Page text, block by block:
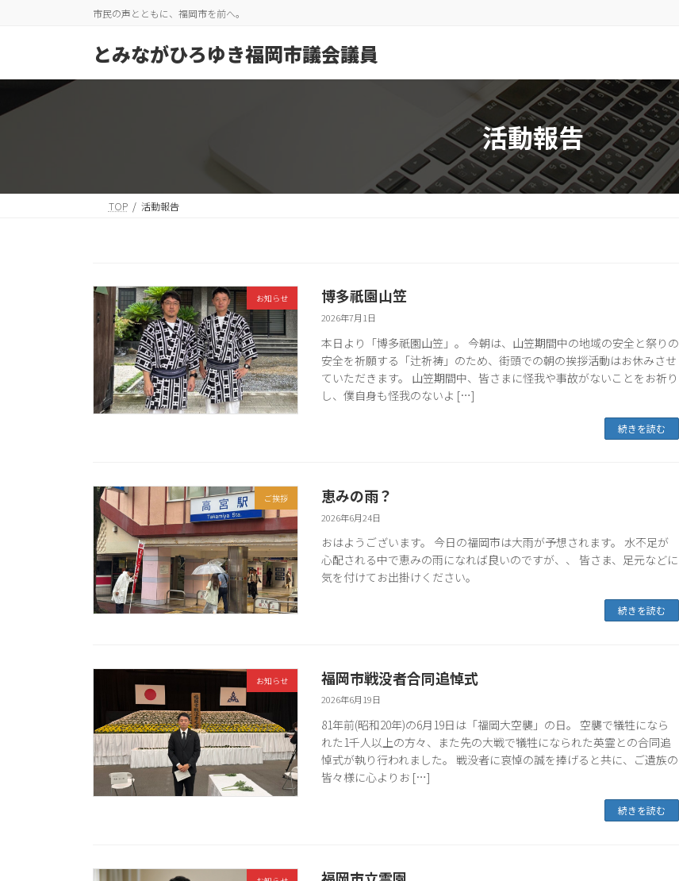
ツ
シ
市民の声とともに、福岡市を前へ。
とみながひろゆき福岡市議会議員
活動報告
TOP 活動報告
お知らせ 博多祇園山笠
2026年7月1日
本日より「博多祇園山笠」。 今朝は、山笠期間中の地域の安全と祭りの
安全を祈願する「辻祈祷」のため、街頭での朝の挨拶活動はお休みさせ
ていただきます。 山笠期間中、皆さまに怪我や事故がないことをお祈り
し、僕自身も怪我のないよ […]
続きを読む
ご挨拶 恵みの雨？
2026年6月24日
おはようございます。 今日の福岡市は大雨が予想されます。 水不足が
心配される中で恵みの雨になれば良いのですが、、 皆さま、足元などに
気を付けてお出掛けください。
続きを読む
お知らせ 福岡市戦没者合同追悼式
2026年6月19日
81年前(昭和20年)の6月19日は「福岡大空襲」の日。 空襲で犠牲になら
れた1千人以上の方々、また先の大戦で犠牲になられた英霊との合同追
悼式が執り行われました。 戦没者に哀悼の誠を捧げると共に、ご遺族の
皆々様に心よりお […]
続きを読む